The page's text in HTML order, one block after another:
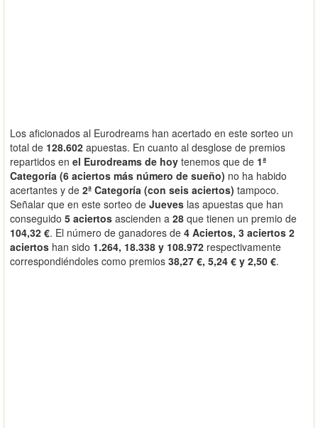
Los aficionados al Eurodreams han acertado en este sorteo un
total de 128.602 apuestas. En cuanto al desglose de premios
repartidos en el Eurodreams de hoy tenemos que de 1ª
Categoría (6 aciertos más número de sueño) no ha habido
acertantes y de 2ª Categoría (con seis aciertos) tampoco.
Señalar que en este sorteo de Jueves las apuestas que han
conseguido 5 aciertos ascienden a 28 que tienen un premio de
104,32 €. El número de ganadores de 4 Aciertos, 3 aciertos 2
aciertos han sido 1.264, 18.338 y 108.972 respectivamente
correspondiéndoles como premios 38,27 €, 5,24 € y 2,50 €.